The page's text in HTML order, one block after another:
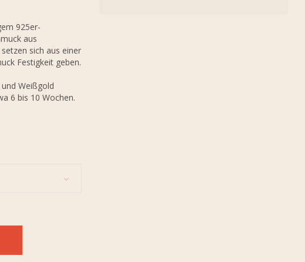
925er-
aus
sich aus einer
Festigkeit geben.
Weißgold
6 bis 10 Wochen.